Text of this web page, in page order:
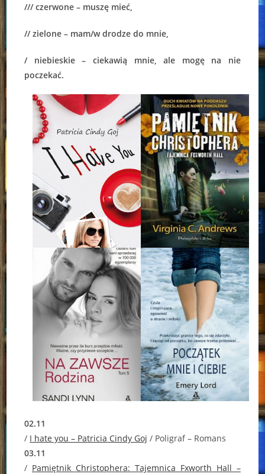
/// czerwone – muszę mieć,
// zielone – mam/w drodze do mnie,
/ niebieskie – ciekawią mnie, ale mogę na nie
poczekać.
02.11
/ I hate you – Patricia Cindy Goj / Poligraf – Romans
03.11
/ Pamiętnik Christophera: Tajemnica Fxworth Hall –